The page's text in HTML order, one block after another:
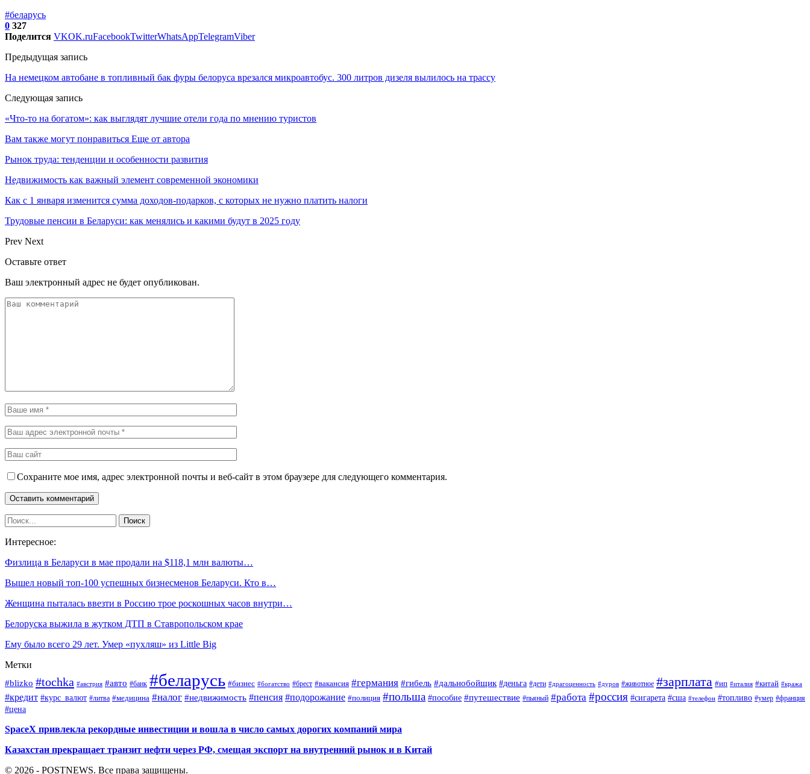
#беларусь
0 327
Поделится VKOK.ruFacebookTwitterWhatsAppTelegramViber
Предыдущая запись
На немецком автобане в топливный бак фуры белоруса врезался микроавтобус. 300 литров дизеля вылилось на трассу
Следующая запись
«Что-то на богатом»: как выглядят лучшие отели года по мнению туристов
Вам также могут понравиться Еще от автора
Рынок труда: тенденции и особенности развития
Недвижимость как важный элемент современной экономики
Как с 1 января изменится сумма доходов-подарков, с которых не нужно платить налоги
Трудовые пенсии в Беларуси: как менялись и какими будут в 2025 году
Prev Next
Оставьте ответ
Ваш электронный адрес не будет опубликован.
Сохраните мое имя, адрес электронной почты и веб-сайт в этом браузере для следующего комментария.
Интересное:
Физлица в Беларуси в мае продали на $118,1 млн валюты…
Вышел новый топ-100 успешных бизнесменов Беларуси. Кто в…
Женщина пыталась ввезти в Россию трое роскошных часов внутри…
Белоруска выжила в жутком ДТП в Ставропольском крае
Ему было всего 29 лет. Умер «пухляш» из Little Big
Метки
#blizko #tochka #австрия #авто #банк #беларусь #бизнес #богатство #брест #вакансия #германия #гибель #дальнобойщик #деньга #дети #драгоценность #дуров #животное #зарплата #ип #италия #китай #кража
#кредит #курс_валют #литва #медицина #налог #недвижимость #пенсия #подорожание #полиция #польша #пособие #путешествие #пьяный #работа #россия #сигарета #сша #телефон #топливо #умер #франция
#цена
SpaceX привлекла рекордные инвестиции и вошла в число самых дорогих компаний мира
Казахстан прекращает транзит нефти через РФ, смещая экспорт на внутренний рынок и в Китай
© 2026 - POSTNEWS. Все права защищены.